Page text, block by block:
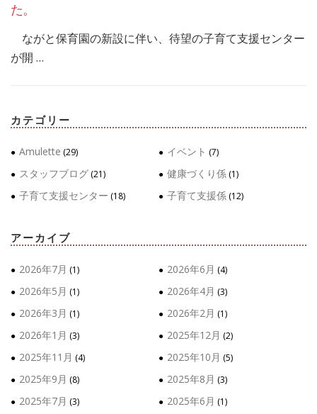
た。
ながと保育園の新設に伴い、待望の子育て支援センター
が開 …
カテゴリー
Amulette (29) イベント (7)
スタッフブログ (21) 健康づくり係 (1)
子育て支援センター (18) 子育て支援係 (12)
アーカイブ
2026年7月 (1) 2026年6月 (4)
2026年5月 (1) 2026年4月 (3)
2026年3月 (1) 2026年2月 (1)
2026年1月 (3) 2025年12月 (2)
2025年11月 (4) 2025年10月 (5)
2025年9月 (8) 2025年8月 (3)
2025年7月 (3) 2025年6月 (1)